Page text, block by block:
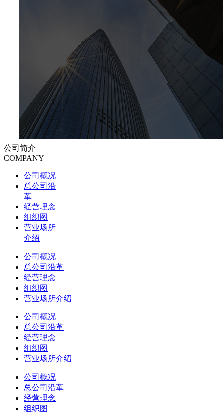
公司简介
COMPANY
公司概况
总公司沿
革
经营理念
组织图
营业场所
介绍
公司概况
总公司沿革
经营理念
组织图
营业场所介绍
公司概况
总公司沿革
经营理念
组织图
营业场所介绍
公司概况
总公司沿革
经营理念
组织图